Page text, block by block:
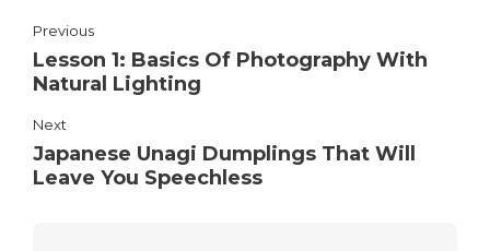
Previous
Lesson 1: Basics Of Photography With
Natural Lighting
Next
Japanese Unagi Dumplings That Will
Leave You Speechless